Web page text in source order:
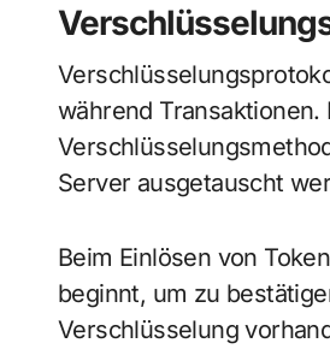
während
Server ausgetauscht
Beim Einlösen von
beginnt, um zu
Verschlüsselung